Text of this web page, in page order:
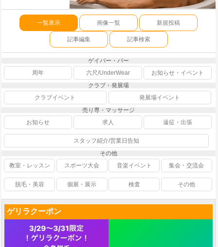
一覧表示 画像一覧 新規投稿
記事編集 記事検索
ゲイバー・バー
周年
六尺/UnderWear
お知らせ・イベント
クラブ・発展場
クラブイベント
発展場イベント
売り専・マッサージ
お知らせ
求人 遠征・出張
スタッフ紹介/営業日告知
その他
教室・レッスン
スポーツ大会 音楽イベント 集会・交流会
脱毛・美容 個展・展示 検査 その他
ゲリラクーポン